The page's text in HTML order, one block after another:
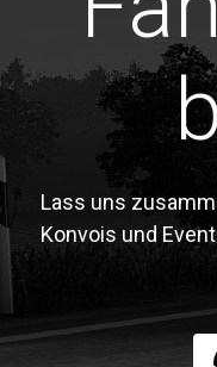
Lass uns
Konvois und